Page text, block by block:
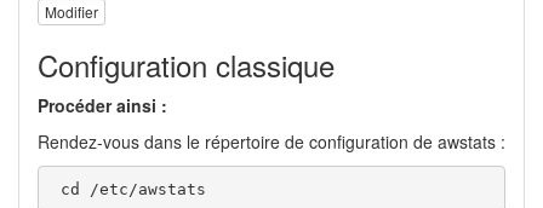
Modifier
Configuration classique
Procéder ainsi :
Rendez-vous dans le répertoire de configuration de awstats :
cd /etc/awstats